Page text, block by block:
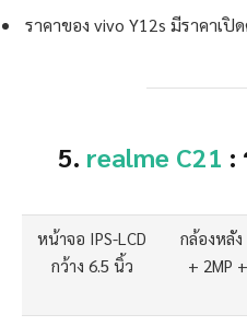
ราคาของ vivo Y12s มีราคาเปิ
5. realme C21 :
หน้าจอ IPS-LCD
กว้าง 6.5 นิ้ว
กล้องหลัง
+ 2MP